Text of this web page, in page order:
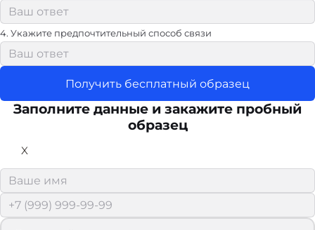
4. Укажите предпочтительный способ связи
Получить бесплатный образец
Заполните данные и закажите пробный
образец
X